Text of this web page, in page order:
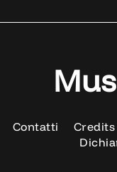
Contatti Credits